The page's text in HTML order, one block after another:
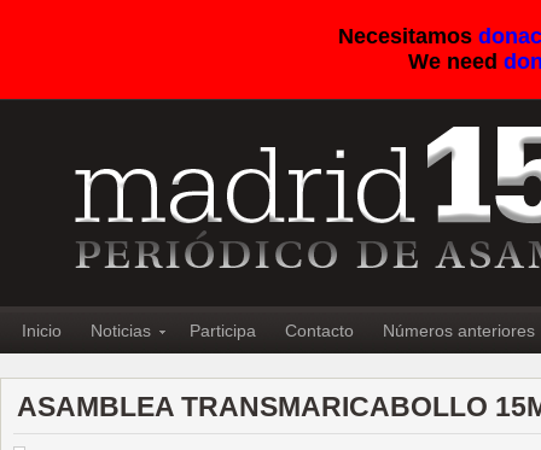
Necesitamos
We need
Inicio Noticias Participa Contacto Números anteriores
ASAMBLEA TRANSMARICABOLLO